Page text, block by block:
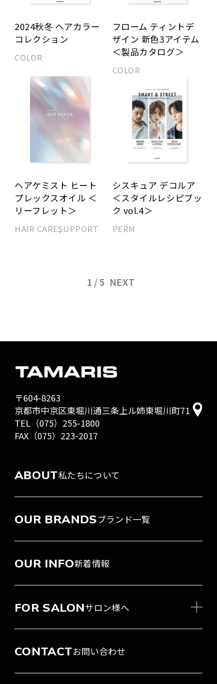
2024秋冬 ヘアカラー
コレクション
COLOR
フローム ティントデ
ザイン 新色3アイテム
＜製品カタログ＞
COLOR
ヘアケミスト ヒート
プレックスオイル ＜
リーフレット＞
HAIR CARESUPPORT
シスキュア デコルア
＜スタイルレシピブッ
ク vol.4＞
PERM
NEXT
〒604-8263
京都市中京区東堀川通三条上ル姉東堀川町71
TEL（075）255-1800
FAX（075）223-2017
ABOUT私たちについて
OUR BRANDSブランド一覧
OUR INFO新着情報
FOR SALONサロン様へ
CONTACTお問い合わせ